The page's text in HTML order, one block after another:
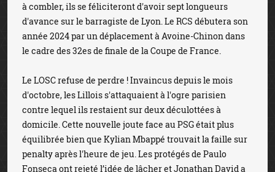
à combler, ils se féliciteront d'avoir sept longueurs
d'avance sur le barragiste de Lyon. Le RCS débutera son
année 2024 par un déplacement à Avoine-Chinon dans
le cadre des 32es de finale de la Coupe de France.
Le LOSC refuse de perdre ! Invaincus depuis le mois
d'octobre, les Lillois s'attaquaient à l'ogre parisien
contre lequel ils restaient sur deux déculottées à
domicile. Cette nouvelle joute face au PSG était plus
équilibrée bien que Kylian Mbappé trouvait la faille sur
penalty après l'heure de jeu. Les protégés de Paulo
Fonseca ont rejeté l’idée de lâcher et Jonathan David a